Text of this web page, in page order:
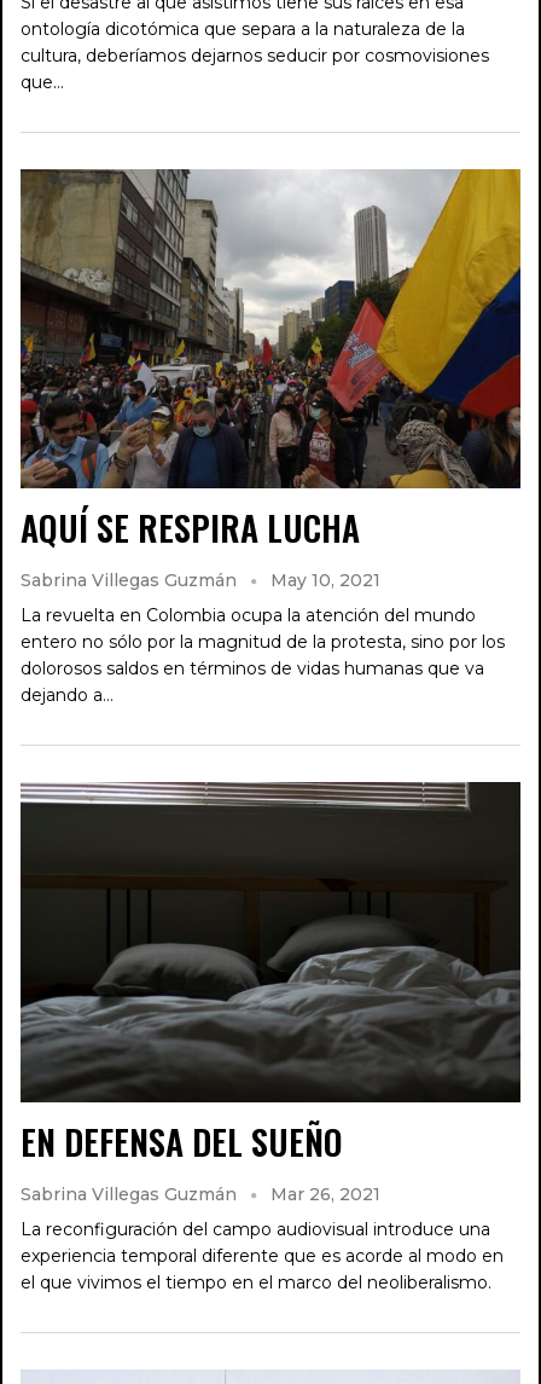
ontología dicotómica que separa a la naturaleza de la
cultura, deberíamos dejarnos seducir por cosmovisiones
que…
AQUÍ SE RESPIRA LUCHA
Sabrina Villegas Guzmán
May 10, 2021
La revuelta en Colombia ocupa la atención del mundo
entero no sólo por la magnitud de la protesta, sino por los
dolorosos saldos en términos de vidas humanas que va
dejando a…
EN DEFENSA DEL SUEÑO
Sabrina Villegas Guzmán
Mar 26, 2021
La reconfiguración del campo audiovisual introduce una
experiencia temporal diferente que es acorde al modo en
el que vivimos el tiempo en el marco del neoliberalismo.